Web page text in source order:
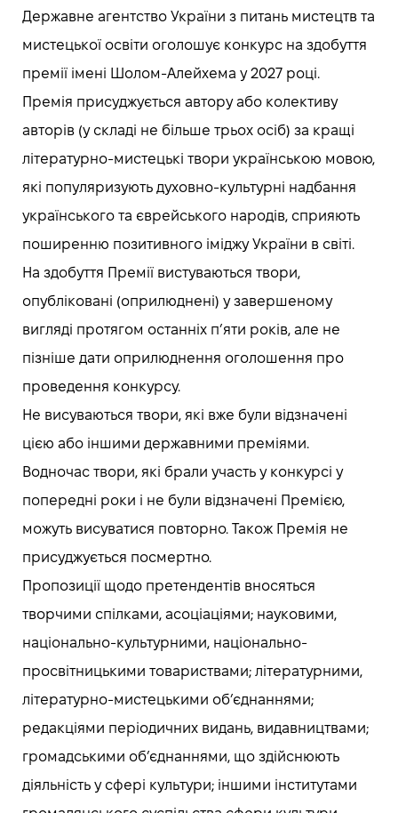
Державне агентство України з питань мистецтв та
мистецької освіти оголошує конкурс на здобуття
премії імені Шолом-Алейхема у 2027 році.
Премія присуджується автору або колективу
авторів (у складі не більше трьох осіб) за кращі
літературно-мистецькі твори українською мовою,
які популяризують духовно-культурні надбання
українського та єврейського народів, сприяють
поширенню позитивного іміджу України в світі.
На здобуття Премії вистуваються твори,
опубліковані (оприлюднені) у завершеному
вигляді протягом останніх п’яти років, але не
пізніше дати оприлюднення оголошення про
проведення конкурсу.
Не висуваються твори, які вже були відзначені
цією або іншими державними преміями.
Водночас твори, які брали участь у конкурсі у
попередні роки і не були відзначені Премією,
можуть висуватися повторно. Також Премія не
присуджується посмертно.
Пропозиції щодо претендентів вносяться
творчими спілками, асоціаціями; науковими,
національно-культурними, національно-
просвітницькими товариствами; літературними,
літературно-мистецькими об’єднаннями;
редакціями періодичних видань, видавництвами;
громадськими об’єднаннями, що здійснюють
діяльність у сфері культури; іншими інститутами